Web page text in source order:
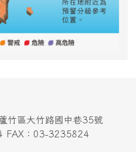
竹區大竹路國中巷35號
FAX：03-3235824